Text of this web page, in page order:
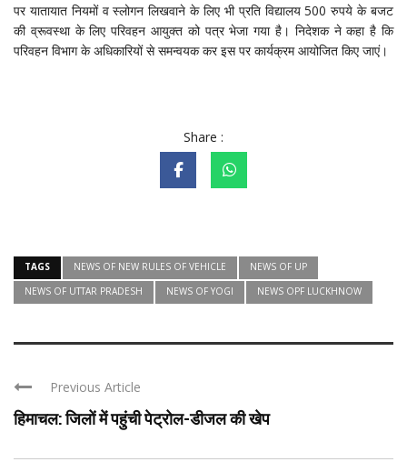
पर यातायात नियमों व स्लोगन लिखवाने के लिए भी प्रति विद्यालय 500 रुपये के बजट
की व्रूवस्था के लिए परिवहन आयुक्त को पत्र भेजा गया है। निदेशक ने कहा है कि
परिवहन विभाग के अधिकारियों से समन्वयक कर इस पर कार्यक्रम आयोजित किए जाएं।
Share :
TAGS NEWS OF NEW RULES OF VEHICLE
NEWS OF UP
NEWS OF UTTAR PRADESH
NEWS OF YOGI NEWS OPF LUCKHNOW
Previous Article
हिमाचल: जिलों में पहुंची पेट्रोल-डीजल की खेप